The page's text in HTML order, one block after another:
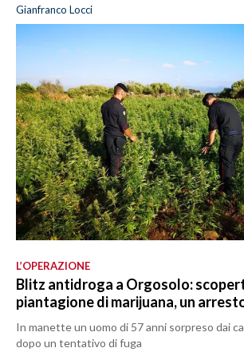
Gianfranco Locci
L’OPERAZIONE
Blitz antidroga a Orgosolo:
piantagione di marijuana, un
In manette un uomo di 57 anni sorpreso dai
dopo un tentativo di fuga